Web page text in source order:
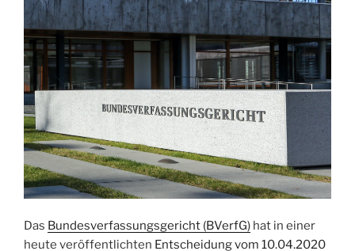
Das Bundesverfassungsgericht (BVerfG) hat in einer
heute veröffentlichten Entscheidung vom 10.04.2020